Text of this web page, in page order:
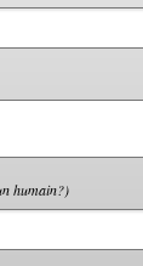
humain?)